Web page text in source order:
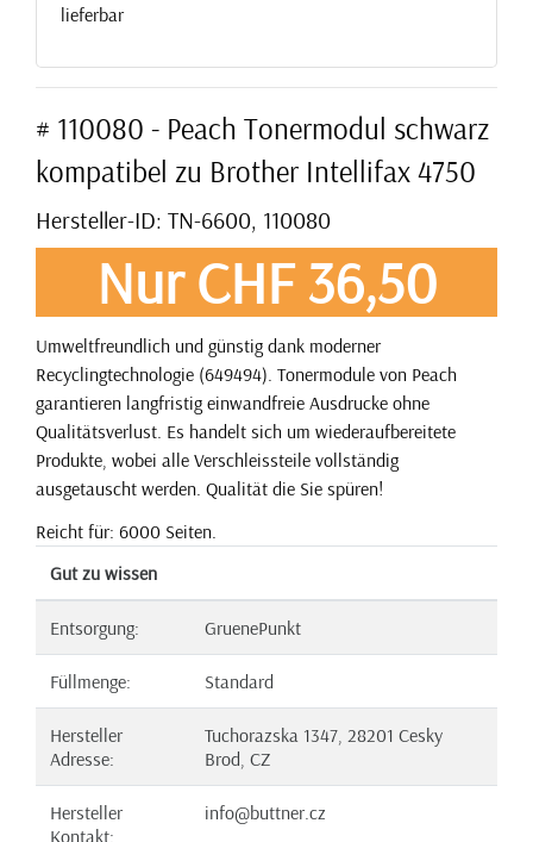
lieferbar
# 110080 - Peach Tonermodul schwarz
kompatibel zu Brother Intellifax 4750
Hersteller-ID: TN-6600, 110080
Nur CHF 36,50
Umweltfreundlich und günstig dank moderner
Recyclingtechnologie (649494). Tonermodule von Peach
garantieren langfristig einwandfreie Ausdrucke ohne
Qualitätsverlust. Es handelt sich um wiederaufbereitete
Produkte, wobei alle Verschleissteile vollständig
ausgetauscht werden. Qualität die Sie spüren!
Reicht für: 6000 Seiten.
Gut zu wissen
Entsorgung: GruenePunkt
Füllmenge: Standard
Hersteller
Adresse:
Tuchorazska 1347, 28201 Cesky
Brod, CZ
Hersteller
Kontakt:
info@buttner.cz